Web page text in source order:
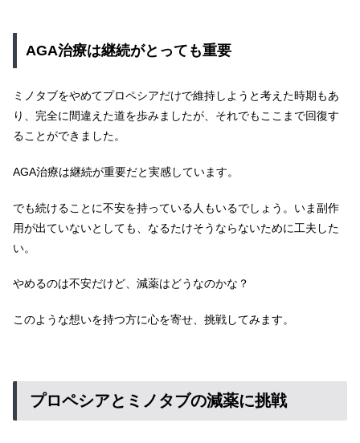
AGA治療は継続がとっても重要
ミノタブをやめてプロペシアだけで維持しようと考えた時期もあ
り、完全に間違えた道を歩みましたが、それでもここまで回復す
ることができました。
AGA治療は継続が重要だと実感しています。
でも続けることに不安を持っている人もいるでしょう。いま副作
用が出ていないとしても、なるたけそうならないために工夫した
い。
やめるのは不安だけど、減薬はどうなのかな？
このような想いを持つ方に心を寄せ、挑戦してみます。
プロペシアとミノタブの減薬に挑戦